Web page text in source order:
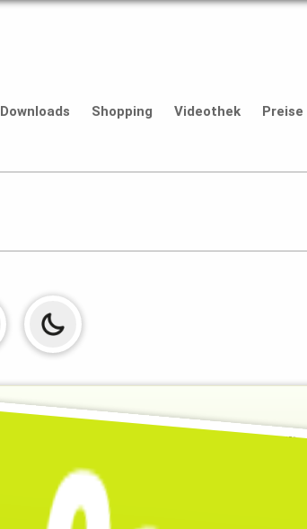
Downloads Shopping Videothek Preise